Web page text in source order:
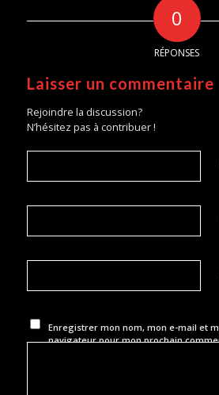
0
RÉPONSES
Laisser un commentaire
Rejoindre la discussion?
N’hésitez pas à contribuer !
Enregistrer mon nom, mon e-mail et
navigateur pour mon prochain